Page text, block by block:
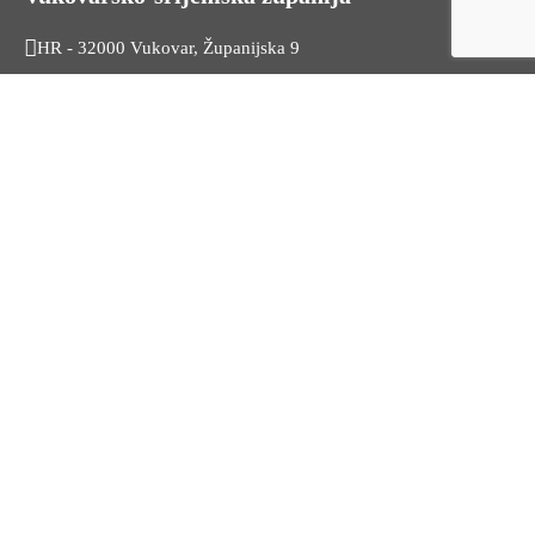
HR - 32000 Vukovar, Županijska 9